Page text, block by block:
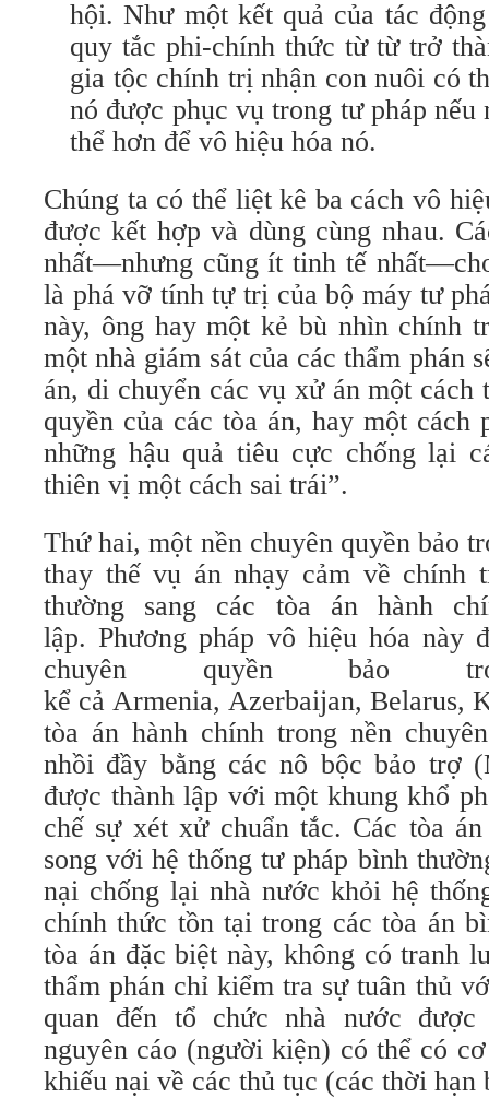
hội. Như một kết quả của tác
quy tắc phi-chính thức từ từ trở
gia tộc chính trị nhận con nuôi có
nó được phục vụ trong tư pháp nếu
thể hơn để vô hiệu hóa nó.
Chúng ta có thể liệt kê ba cách vô
được kết hợp và dùng cùng nhau.
nhất—nhưng cũng ít tinh tế
là phá vỡ tính tự trị của bộ máy tư
này, ông hay một kẻ bù nhìn chính
một nhà giám sát của các thẩm phán
án, di chuyển các vụ xử án một cách
quyền của các tòa án, hay một
những hậu quả tiêu cực chống lại
thiên vị một cách sai trái”.
Thứ hai, một nền chuyên quyền bảo
thay thế vụ án nhạy cảm về chính
thường sang các tòa án hành
lập. Phương pháp vô hiệu hóa này
chuyên quyền bảo
kể cả Armenia, Azerbaijan, Belarus,
tòa án hành chính trong nền
nhồi đầy bằng các nô bộc bảo trợ
được thành lập với một khung khổ
chế sự xét xử chuẩn tắc. Các tòa
song với hệ thống tư pháp bình
nại chống lại nhà nước khỏi hệ
chính thức tồn tại trong các tòa án
tòa án đặc biệt này, không có tranh
thẩm phán chỉ kiểm tra sự tuân thủ
quan đến tổ chức nhà nước
nguyên cáo (người kiện) có thể có
khiếu nại về các thủ tục (các thời hạn